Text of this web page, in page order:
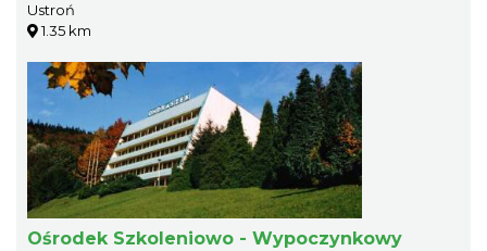
Ustroń
1.35 km
Ośrodek Szkoleniowo - Wypoczynkowy